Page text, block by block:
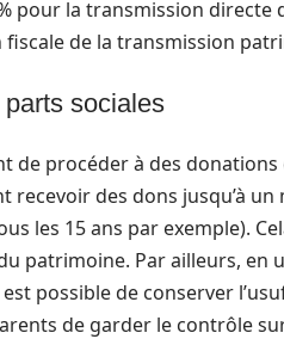
pour la transmission directe
de la transmission
sociales
de procéder à des
recevoir des dons jusqu’à
les 15 ans par exemple).
patrimoine. Par ailleurs, en
est possible de conserver
de garder le contrôle